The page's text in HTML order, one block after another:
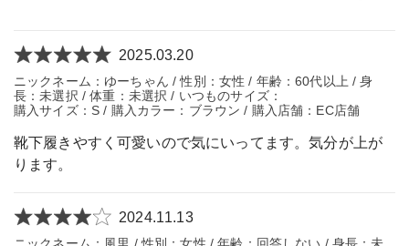
2025.03.20
ニックネーム：ゆーちゃん / 性別：女性 / 年齢：60代以上 / 身
長：未選択 / 体重：未選択 / いつものサイズ：
購入サイズ：S / 購入カラー：ブラウン / 購入店舗：EC店舗
靴下履きやすく可愛いので気にいってます。気分が上が
ります。
2024.11.13